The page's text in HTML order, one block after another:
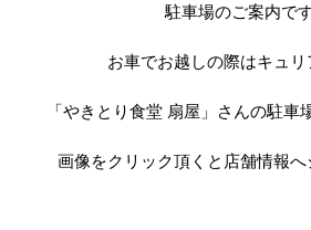
駐車場のご案内です
お車でお越しの際はキュリ
「やきとり食堂 扇屋」さんの駐車
画像をクリック頂くと店舗情報へ